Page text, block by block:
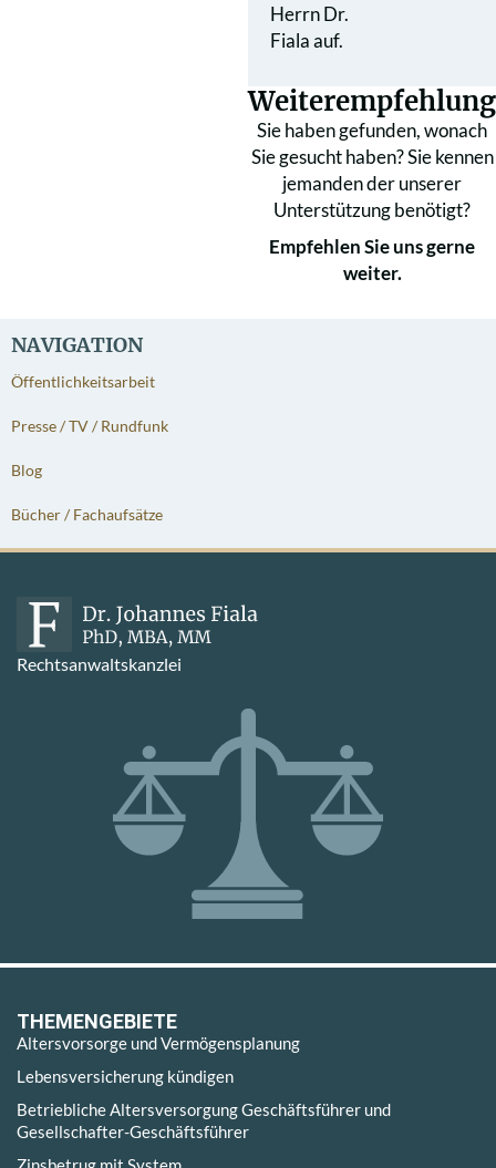
NAVIGATION
Öffentlichkeitsarbeit
Presse / TV / Rundfunk
Blog
Bücher / Fachaufsätze
Herrn Dr.
Fiala auf.
Weiterempfehlung
Sie haben gefunden, wonach
Sie gesucht haben? Sie kennen
jemanden der unserer
Unterstützung benötigt?
Empfehlen Sie uns gerne
weiter.
Rechtsanwaltskanzlei
THEMENGEBIETE
Altersvorsorge und Vermögensplanung
Lebensversicherung kündigen
Betriebliche Altersversorgung Geschäftsführer und
Gesellschafter-Geschäftsführer